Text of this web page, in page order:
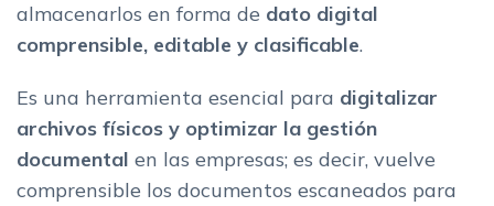
Compatibilidad
Velocidad de procesamiento
Futuro del programa de Reconocimiento Optico de Caracteres
Conclusion: el mejor software OCR para tu empresa
almacenarlos en forma de dato digital
comprensible, editable y clasificable.
Es una herramienta esencial para digitalizar
archivos físicos y optimizar la gestión
documental en las empresas; es decir, vuelve
comprensible los documentos escaneados para